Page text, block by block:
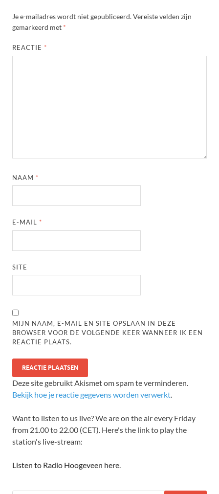
Je e-mailadres wordt niet gepubliceerd.Vereiste velden zijn
gemarkeerd met *
REACTIE *
NAAM *
E-MAIL *
SITE
MIJN NAAM, E-MAIL EN SITE OPSLAAN IN DEZE
BROWSER VOOR DE VOLGENDE KEER WANNEER IK EEN
REACTIE PLAATS.
Deze site gebruikt Akismet om spam te verminderen.
Bekijk hoe je reactie gegevens worden verwerkt.
Want to listen to us live? We are on the air every Friday
from 21.00 to 22.00 (CET). Here's the link to play the
station's live-stream:
Listen to Radio Hoogeveen here.